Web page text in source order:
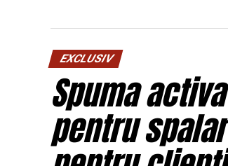
EXCLUSIV
Spuma
pentru